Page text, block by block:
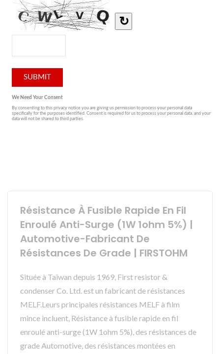
Résistance À Fusible Rapide En Fil
Enroulé Anti-Surge (1W 1ohm 5%) |
Automotive-Fabricant De
Résistances De Grade | FIRSTOHM
Située à Taïwan depuis 1969, First resistor &
condenser Co. Ltd. est un fabricant de résistances
MELF.Leurs principales résistances MELF à film
mince incluent, Résistance à fusible rapide en fil
enroulé anti-surge (1W 1ohm 5%), des résistances de
grade Automotive, des résistances montées en